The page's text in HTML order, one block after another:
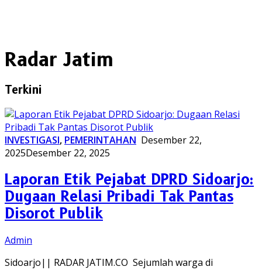
Radar Jatim
Terkini
INVESTIGASI, PEMERINTAHAN Desember 22,
2025Desember 22, 2025
Laporan Etik Pejabat DPRD Sidoarjo:
Dugaan Relasi Pribadi Tak Pantas
Disorot Publik
Admin
Sidoarjo|| RADAR JATIM.CO Sejumlah warga di